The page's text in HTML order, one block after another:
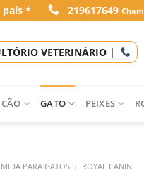
país * 219617649
VETERINÁRIO |
CÃO GATO PEIXES
PARA GATOS / ROYAL CANIN